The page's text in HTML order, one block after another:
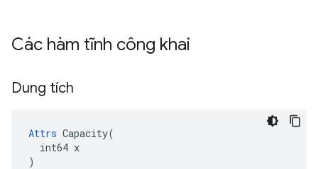
Các hàm tĩnh công khai
Dung tích
Attrs Capacity(
  int64 x
)